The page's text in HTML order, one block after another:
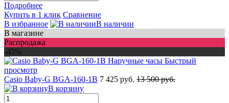
Подробнее
Купить в 1 клик Сравнение
В избранное
В наличии
В магазине
Распродажа
-45%
Быстрый
просмотр
Casio Baby-G BGA-160-1B 7 425 руб. 13 500 руб.
В корзину